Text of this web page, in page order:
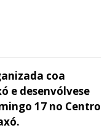
coa
e desenvólvese
17 no Centro